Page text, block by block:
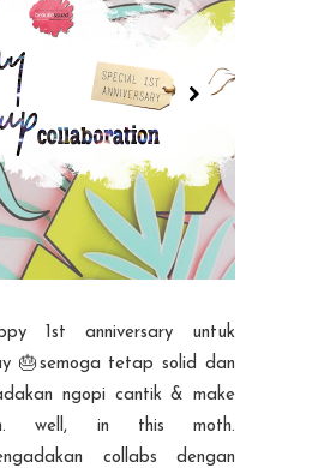
1st anniversary untuk
🎂semoga tetap solid dan
ngopi cantik & make
well, in this moth.
collabs dengan